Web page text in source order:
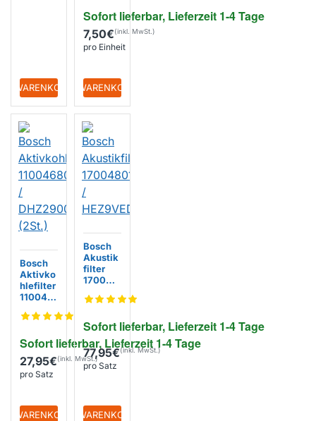
+ WARENKORB
Sofort lieferbar, Lieferzeit 1-4 Tage
312476
003124
76
7,50€
pro Einheit
+ WARENKORB
Sofort lieferbar, Lieferzeit 1-4 Tage
Bosch
Aktivko
hlefilter
110046
DHZ290
27,95€
pro Satz
+ WARENKORB
Sofort lieferbar, Lieferzeit 1-4 Tage
Bosch
Akustik
filter
170048
HEZ9VE
77,95€
pro Satz
+ WARENKORB